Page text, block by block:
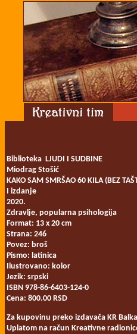
Biblioteka LJUDI I SUDBINE
Miodrag Stošić
KAKO SAM SMRŠAO 60 KILA (BEZ
I izdanje
2020.
Zdravlje, popularna psihologija
Format: 13 x 20 cm
Strana: 246
Povez: broš
Pismo: latinica
Ilustrovano: kolor
Jezik: srpski
ISBN 978-86-6403-124-0
Cena: 800.00 RSD
Za kupovinu preko izdavača KR
Uplatom na račun Kreativne